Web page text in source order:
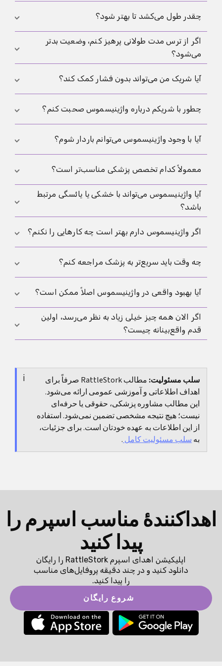
احساس امنیت بدهد.
این معمولاً نشانه آن است که باید آهسته‌تر شروع شود، نه
کاهش فشار، تنفس، آگاهی یا همراهی درمانی وجود دارد.
چقدر طول می‌کشد تا بهتر شود؟
این زمان برای هر فرد فرق می‌کند. خیلی‌ها در طی چند
هفته یا چند ماه پیشرفت می‌کنند اگر مرحله‌به‌مرحله جلو
سرعت است.
اگر از ترس مدت طولانی پرهیز کنم، وضعیت بدتر
می‌شود؟
پرهیز می‌تواند چرخه ترس و واکنش محافظتی را حفظ
بازگشت آرام و امن است، نه فشار.
آیا شریک من می‌تواند بدون فشار کمک کند؟
بله. صبر، گفت‌وگوی روشن، سرعت آهسته و آمادگی برای
هستند.
چطور با شریکم درباره واژینیسموس صحبت کنم؟
بهتر است این گفت‌وگو بیرون از یک موقعیت حاد انجام
توضیح دهید و با هم مشخص کنید چه چیزهایی فعلاً امن
هستند و چه چیزهایی نه.
آیا با وجود واژینیسموس می‌توانم باردار شوم؟
واژینیسموس مستقیماً باروری را تغییر نمی‌دهد، اما
رسیدن به بارداری را پیچیده‌تر سازد.
معمولاً کدام تخصص پزشکی مناسب‌تر است؟
اغلب ترکیبی از چند حوزه بهترین نتیجه را می‌دهد: پزشک
زنان برای بررسی، فیزیوتراپی کف لگن برای کار بدنی و در
پرهیز.
آیا واژینیسموس می‌تواند با خشکی یا یائسگی مرتبط
باشد؟
بله. خشکی، حساس شدن مخاط و تغییرات هورمونی
شما مربوط می‌شود، دیدن
یائسگی هم می‌تواند مفید باشد.
اگر واژینیسموس دارم بهتر است چه کارهایی را نکنم؟
معمولاً مفید نیست که درد را تحمیل کنید، خودتان را با
است با سرعتی پیش بروید که امن و تکرارپذیر باشد.
چه وقت باید سریع‌تر به پزشک مراجعه کنم؟
اگر تب، ترشح غیرعادی، خونریزی خارج از قاعدگی، درد
کمک پزشکی بگیرید.
آیا بهبود واقعی در واژینیسموس اصلاً ممکن است؟
بله. خیلی از افراد بهبود واضحی پیدا می‌کنند یا با دخول
درد کمتر و احساس امنیت بیشتری دارند. عامل اصلی
اگر الان همه چیز خیلی زیاد به نظر می‌رسد، اولین
قدم واقع‌بینانه چیست؟
است: تنفس آرام، توجه به کف لگن، کم کردن فشار و
همراهی تخصصی که بدون فشار کار می‌کند.
سلب مسئولیت:
مطالب RattleStork صرفاً برای
اهداف اطلاعاتی و آموزشی عمومی ارائه می‌شود.
این مطالب مشاوره پزشکی، حقوقی یا حرفه‌ای
نیست؛ هیچ نتیجه مشخصی تضمین نمی‌شود. استفاده
از این اطلاعات به عهده خودتان است. برای جزئیات،
بهسلب مسئولیت کامل.
اهداکنندهٔ مناسب اسپرم را
پیدا کنید
اپلیکیشن اهدای اسپرم RattleStork را رایگان
دانلود کنید و در چند دقیقه پروفایل‌های مناسب
را پیدا کنید.
شروع رایگان